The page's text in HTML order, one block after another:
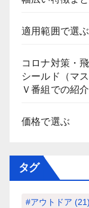
適用範囲で選ぶ
コロナ対策・
シールド（マ
Ｖ番組での紹
価格で選ぶ
タグ
#アウトドア (21)